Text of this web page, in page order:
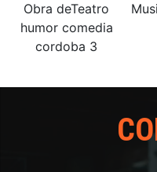
Obra deTeatro
humor comedia
cordoba 3